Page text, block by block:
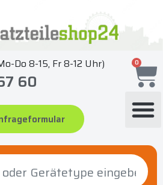
Do 8-15, Fr 8-12 Uhr)
60
0